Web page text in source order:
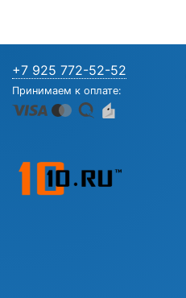
+7 925 772-52-52
Принимаем к оплате: